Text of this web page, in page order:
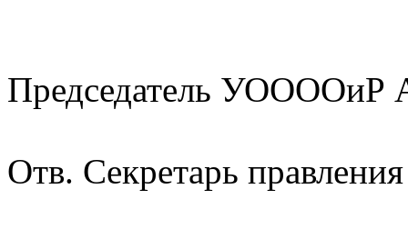
Председатель УООООиР
Отв. Секретарь